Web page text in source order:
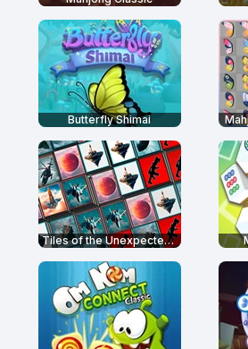
Butterfly Shimai
Tiles of the Unexpected 2